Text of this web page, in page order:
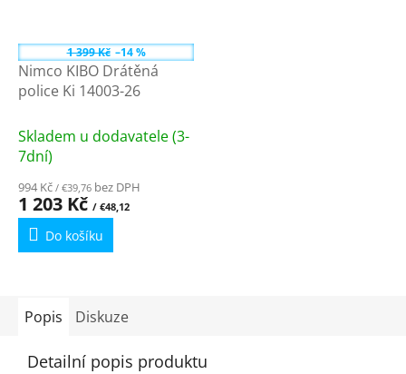
1 399 Kč –14 %
Nimco KIBO Drátěná
police Ki 14003-26
Skladem u dodavatele (3-
7dní)
994 Kč / €39,76 bez DPH
1 203 Kč / €48,12
Do košíku
Popis Diskuze
Detailní popis produktu